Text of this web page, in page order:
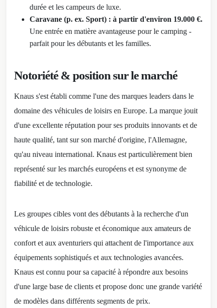
durée et les campeurs de luxe.
Caravane (p. ex. Sport) : à partir d'environ 19.000 €.
Une entrée en matière avantageuse pour le camping -
parfait pour les débutants et les familles.
Notoriété & position sur le marché
Knaus s'est établi comme l'une des marques leaders dans le
domaine des véhicules de loisirs en Europe. La marque jouit
d'une excellente réputation pour ses produits innovants et de
haute qualité, tant sur son marché d'origine, l'Allemagne,
qu'au niveau international. Knaus est particulièrement bien
représenté sur les marchés européens et est synonyme de
fiabilité et de technologie.
Les groupes cibles vont des débutants à la recherche d'un
véhicule de loisirs robuste et économique aux amateurs de
confort et aux aventuriers qui attachent de l'importance aux
équipements sophistiqués et aux technologies avancées.
Knaus est connu pour sa capacité à répondre aux besoins
d'une large base de clients et propose donc une grande variété
de modèles dans différents segments de prix.